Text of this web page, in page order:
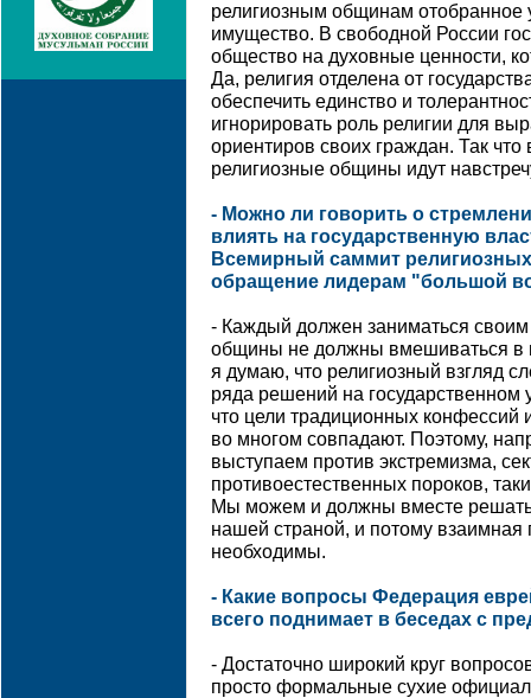
религиозным общинам отобранное
имущество. В свободной России
общество на духовные ценности,
Да, религия отделена от
обеспечить единство и
игнорировать роль религии для
ориентиров своих граждан. Так
религиозные общины идут
- Можно ли говорить о
влиять на государственную
Всемирный саммит
обращение лидерам "большой
- Каждый должен заниматься
общины не должны вмешиваться в
я думаю, что религиозный взгляд
ряда решений на государственном
что цели традиционных конфессий
во многом совпадают. Поэтому,
выступаем против экстремизма,
противоестественных пороков,
Мы можем и должны вместе
нашей страной, и потому
необходимы.
- Какие вопросы Федерация
всего поднимает в беседах с
- Достаточно широкий круг
просто формальные сухие